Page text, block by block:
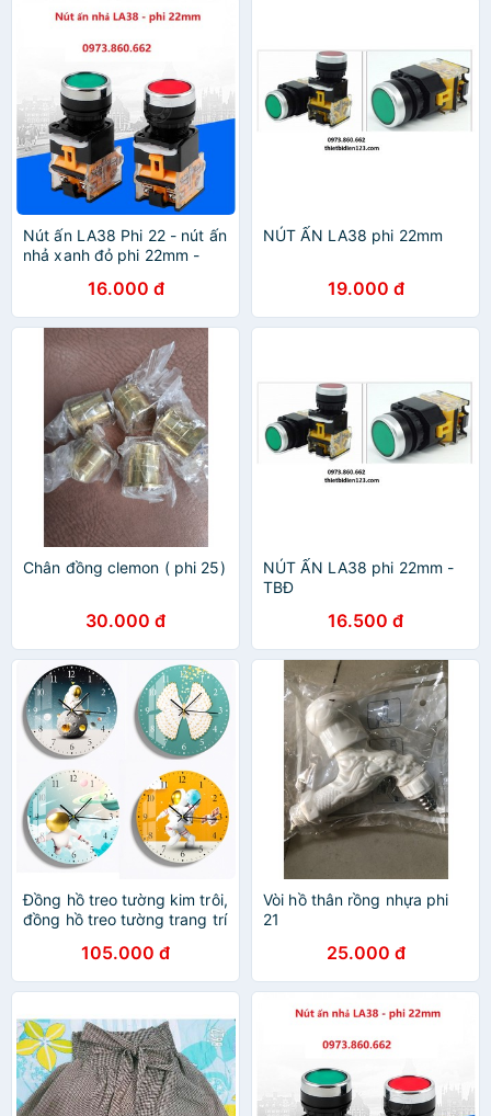
Nút ấn LA38 Phi 22 - nút ấn
nhả xanh đỏ phi 22mm -
16.000 đ
NÚT ẤN LA38 phi 22mm
19.000 đ
Chân đồng clemon ( phi 25)
30.000 đ
NÚT ẤN LA38 phi 22mm -
TBĐ
16.500 đ
Đồng hồ treo tường kim trôi,
đồng hồ treo tường trang trí
105.000 đ
Vòi hồ thân rồng nhựa phi
21
25.000 đ